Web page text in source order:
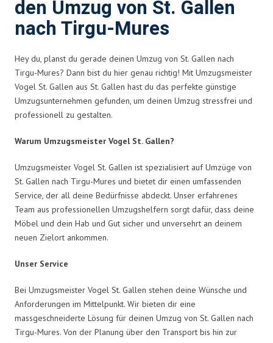
den Umzug von St. Gallen
nach Tirgu-Mures
Hey du, planst du gerade deinen Umzug von St. Gallen nach
Tirgu-Mures? Dann bist du hier genau richtig! Mit Umzugsmeister
Vogel St. Gallen aus St. Gallen hast du das perfekte günstige
Umzugsunternehmen gefunden, um deinen Umzug stressfrei und
professionell zu gestalten.
Warum Umzugsmeister Vogel St. Gallen?
Umzugsmeister Vogel St. Gallen ist spezialisiert auf Umzüge von
St. Gallen nach Tirgu-Mures und bietet dir einen umfassenden
Service, der all deine Bedürfnisse abdeckt. Unser erfahrenes
Team aus professionellen Umzugshelfern sorgt dafür, dass deine
Möbel und dein Hab und Gut sicher und unversehrt an deinem
neuen Zielort ankommen.
Unser Service
Bei Umzugsmeister Vogel St. Gallen stehen deine Wünsche und
Anforderungen im Mittelpunkt. Wir bieten dir eine
massgeschneiderte Lösung für deinen Umzug von St. Gallen nach
Tirgu-Mures. Von der Planung über den Transport bis hin zur